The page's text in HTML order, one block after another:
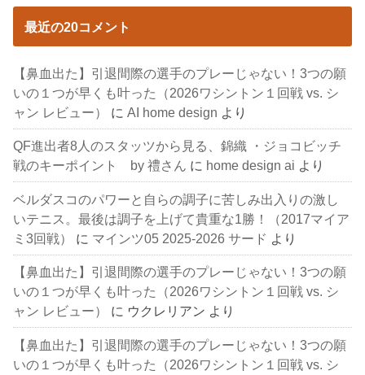
最近の20コメント
【鼻血出た】引退間際の選手のプレーじゃない！3つの願
いの１つが早くも叶った（2026ワシントン１回戦 vs. シ
ャン レビュー）
にAI home design より
QF進出者8人のスタッツから見る、錦織 ・ジョコビッチ
戦のキーポイント by 禮さん に home design ai より
ベルダスコのパワーと自らの調子に苦しみ出入りの激し
いテニス。最後は調子を上げて貴重な1勝！（2017マイア
ミ3回戦）
に マインツ05 2025-2026 サード より
【鼻血出た】引退間際の選手のプレーじゃない！3つの願
いの１つが早くも叶った（2026ワシントン１回戦 vs. シ
ャン レビュー）
に ウクレリアン より
【鼻血出た】引退間際の選手のプレーじゃない！3つの願
いの１つが早くも叶った（2026ワシントン１回戦 vs. シ